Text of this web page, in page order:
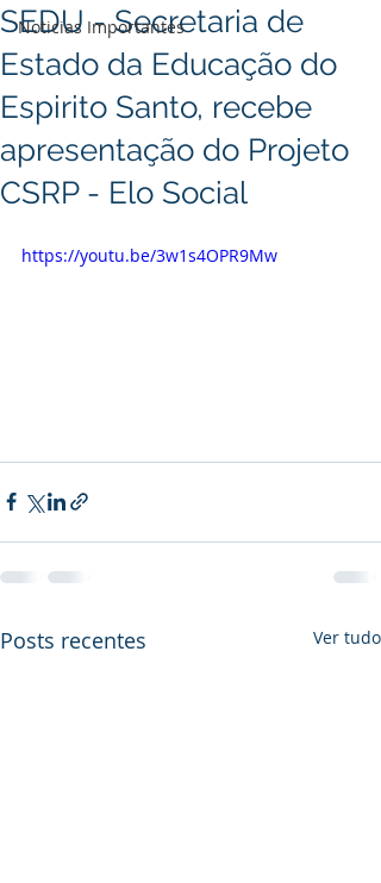
Noticias Importantes
SEDU - Secretaria de
Estado da Educação do
Espirito Santo, recebe
apresentação do Projeto
CSRP - Elo Social
https://youtu.be/3w1s4OPR9Mw
Posts recentes Ver tudo